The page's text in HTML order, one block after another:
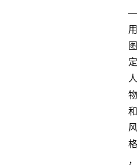
—
用
图
定
人
物
和
风
格
，